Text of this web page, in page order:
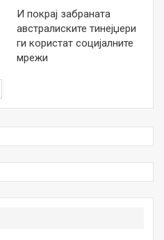
И покрај забраната
австралиските тинејџери
ги користат социјалните
мрежи